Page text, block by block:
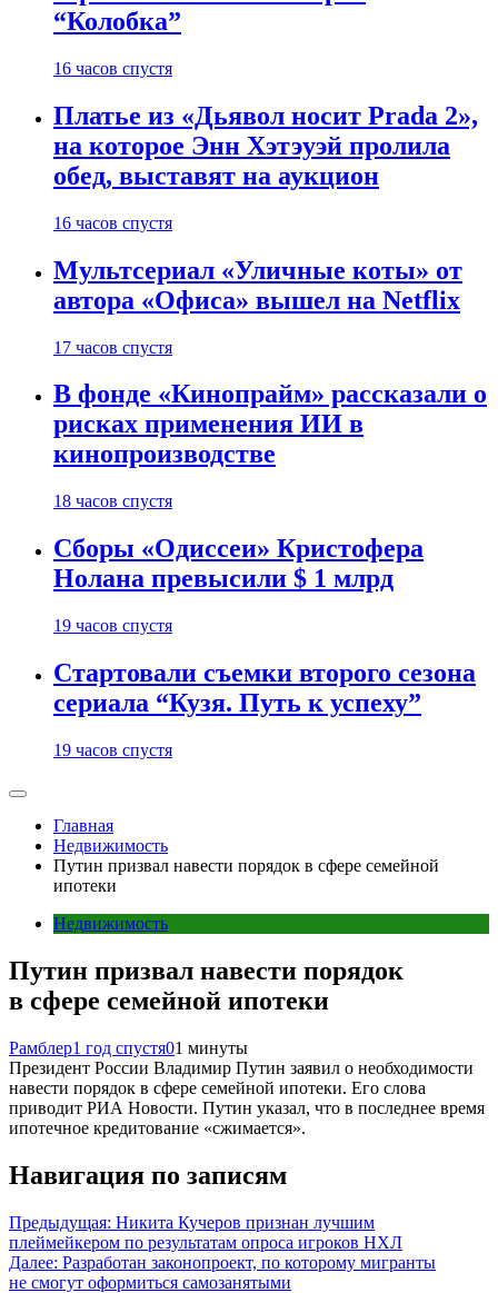
“Колобка”
16 часов спустя
Платье из «Дьявол носит Prada 2»,
на которое Энн Хэтэуэй пролила
обед, выставят на аукцион
16 часов спустя
Мультсериал «Уличные коты» от
автора «Офиса» вышел на Netflix
17 часов спустя
В фонде «Кинопрайм» рассказали о
рисках применения ИИ в
кинопроизводстве
18 часов спустя
Сборы «Одиссеи» Кристофера
Нолана превысили $ 1 млрд
19 часов спустя
Стартовали съемки второго сезона
сериала “Кузя. Путь к успеху”
19 часов спустя
Главная
Недвижимость
Путин призвал навести порядок в сфере семейной
ипотеки
Недвижимость
Путин призвал навести порядок
в сфере семейной ипотеки
Рамблер1 год спустя01 минуты
Президент России Владимир Путин заявил о необходимости
навести порядок в сфере семейной ипотеки. Его слова
приводит РИА Новости. Путин указал, что в последнее время
ипотечное кредитование «сжимается».
Навигация по записям
Предыдущая: Никита Кучеров признан лучшим
плеймейкером по результатам опроса игроков НХЛ
Далее: Разработан законопроект, по которому мигранты
не смогут оформиться самозанятыми